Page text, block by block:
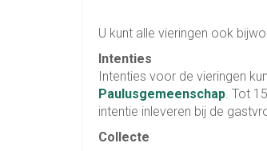
U kunt alle vieringen ook
Intenties
Intenties voor de vieringen
Paulusgemeenschap. Tot
intentie inleveren bij de
Collecte